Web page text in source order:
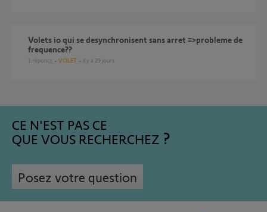
volets io qui se desynchronisent sans arret =>probleme de
frequence??
1 réponse VOLET il y a 29 jours
CE N'EST PAS CE
QUE VOUS RECHERCHEZ
Posez votre question